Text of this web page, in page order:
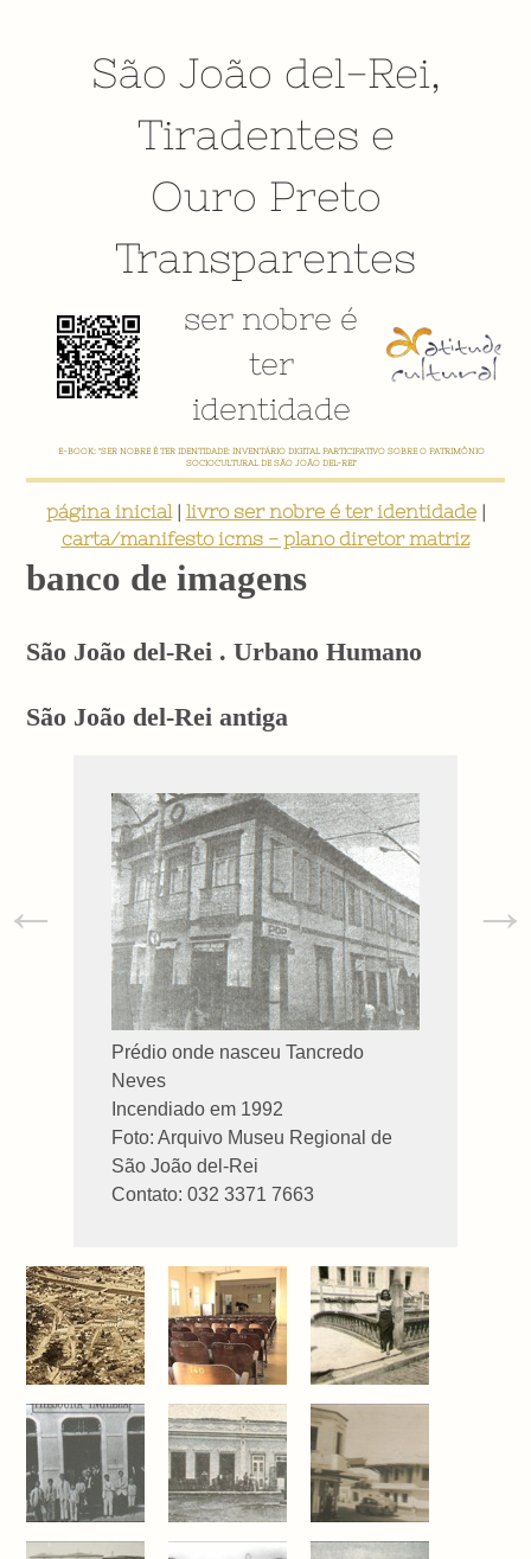
São João del-Rei,
Tiradentes e
Ouro Preto
Transparentes
ser nobre é
ter
identidade
CADASTRE AQUI A SUA AÇÃO CULTURAL, PESQUISA, PROJETO, PRODUTO, ENTIDADES, LIDERANÇAS, AGENDA
CULTURAL, ETC - CONTRIBUA, ATUALIZE, COMPARTILHE!
página inicial| livro ser nobre é ter identidade|
carta/manifesto icms - plano diretor matriz
banco de imagens
São João del-Rei . Urbano Humano
São João del-Rei antiga
Prédio onde nasceu Tancredo
Neves
Incendiado em 1992
Foto: Arquivo Museu Regional de
São João del-Rei
Contato: 032 3371 7663
← →